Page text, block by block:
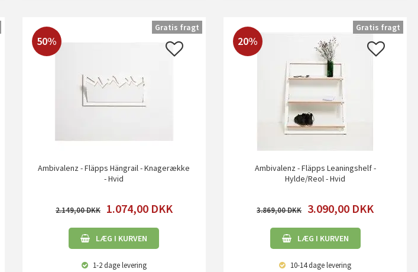
50%
Ambivalenz - Fläpps Hängrail - Knagerække
- Hvid
2.149,00 1.074,00 DKK
LÆG I KURVEN
1-2 dagelevering
Gratis fragt
20%
Ambivalenz - Fläpps Leaningshelf -
Hylde/Reol - Hvid
3.869,00 3.090,00 DKK
LÆG I KURVEN
10-14 dagelevering
Gratis fragt